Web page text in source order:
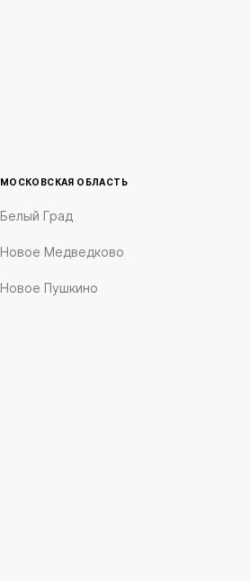
МОСКОВСКАЯ ОБЛАСТЬ
Белый Град
Новое Медведково
Новое Пушкино